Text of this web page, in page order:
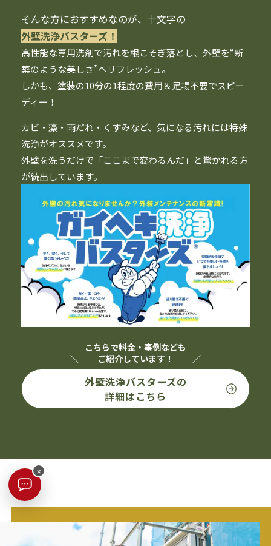
そんな方におすすめなのが、十文字の
外壁洗浄バスターズ！
高性能な専用洗剤で汚れを根こそぎ落とし、外壁を“新
築のような美しさ”へリフレッシュ。
しかも、塗装の10分の1程度の費用＆足場不要でスピー
ディー！
カビ・藻・雨だれ・くすみなど、気になる汚れには特殊
洗浄がオススメです。
外壁を洗うだけで「ここまで変わるんだ」と驚かれる方
が続出しています。
こちらで料金・事例なども
ご紹介しています！
外壁洗浄バスターズの
詳細はこちら
×